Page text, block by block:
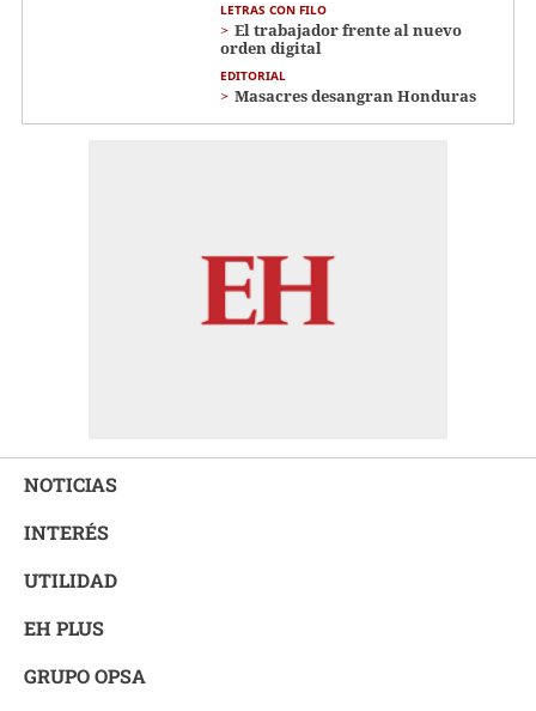
LETRAS CON FILO
El trabajador frente al nuevo
orden digital
EDITORIAL
Masacres desangran Honduras
NOTICIAS
INTERÉS
UTILIDAD
EH PLUS
GRUPO OPSA